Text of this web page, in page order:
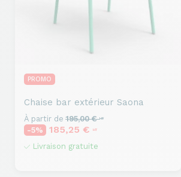
PROMO
Chaise bar extérieur Saona
À partir de 195,00 €HT
-5% 185,25 € HT
Livraison gratuite